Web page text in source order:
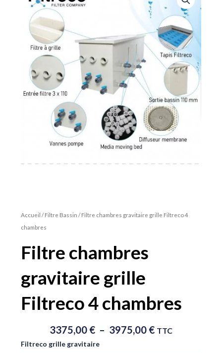
Accueil /Filtre Bassin / Filtre chambres gravitaire grille Filtreco 4
chambres
Filtre chambres
gravitaire grille
Filtreco 4 chambres
3375,00 € – 3975,00 €Plage
TTC
Filtreco grille gravitaire
quantité